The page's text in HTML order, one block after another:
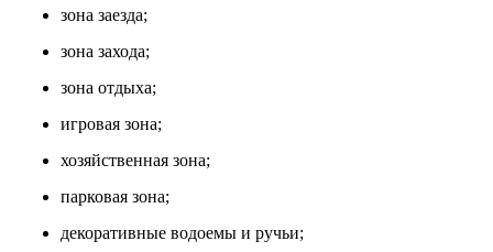
зона заезда;
зона захода;
зона отдыха;
игровая зона;
хозяйственная зона;
парковая зона;
декоративные водоемы и ручьи;